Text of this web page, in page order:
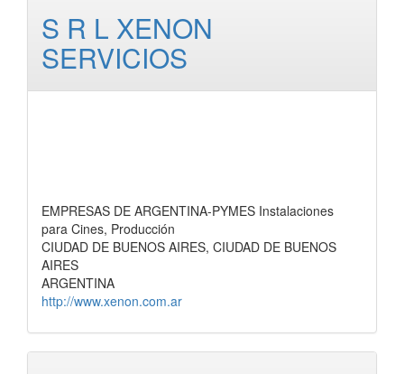
S R L XENON
SERVICIOS
EMPRESAS DE ARGENTINA-PYMES Instalaciones
para Cines, Producción
CIUDAD DE BUENOS AIRES, CIUDAD DE BUENOS
AIRES
ARGENTINA
http://www.xenon.com.ar